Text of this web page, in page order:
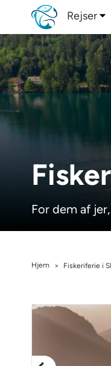
Rejser
For dem af
Hjem > Fiskeriferie i